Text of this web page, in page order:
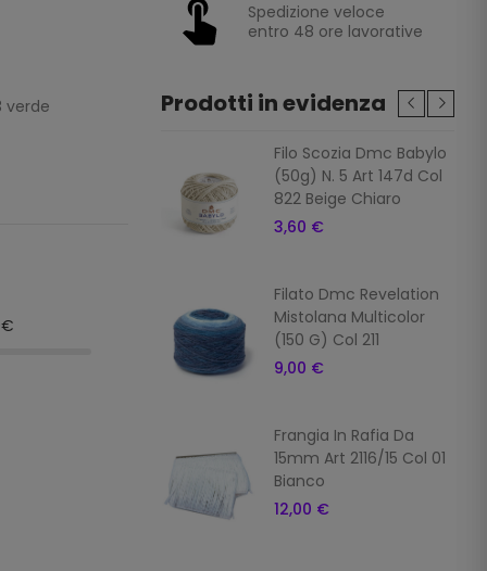
verde
Spedizione veloce
entro 48 ore lavorative
Prodotti in evidenza
2116/15 Col 16
Filo Scozia Dmc Babylo
(50g) N. 5 Art 147d Col
822 Beige Chiaro
3,60 €
Filato Dmc Revelation
Mistolana Multicolor
(150 G) Col 211
9,00 €
Frangia In Rafia Da
15mm Art 2116/15 Col 01
Bianco
12,00 €